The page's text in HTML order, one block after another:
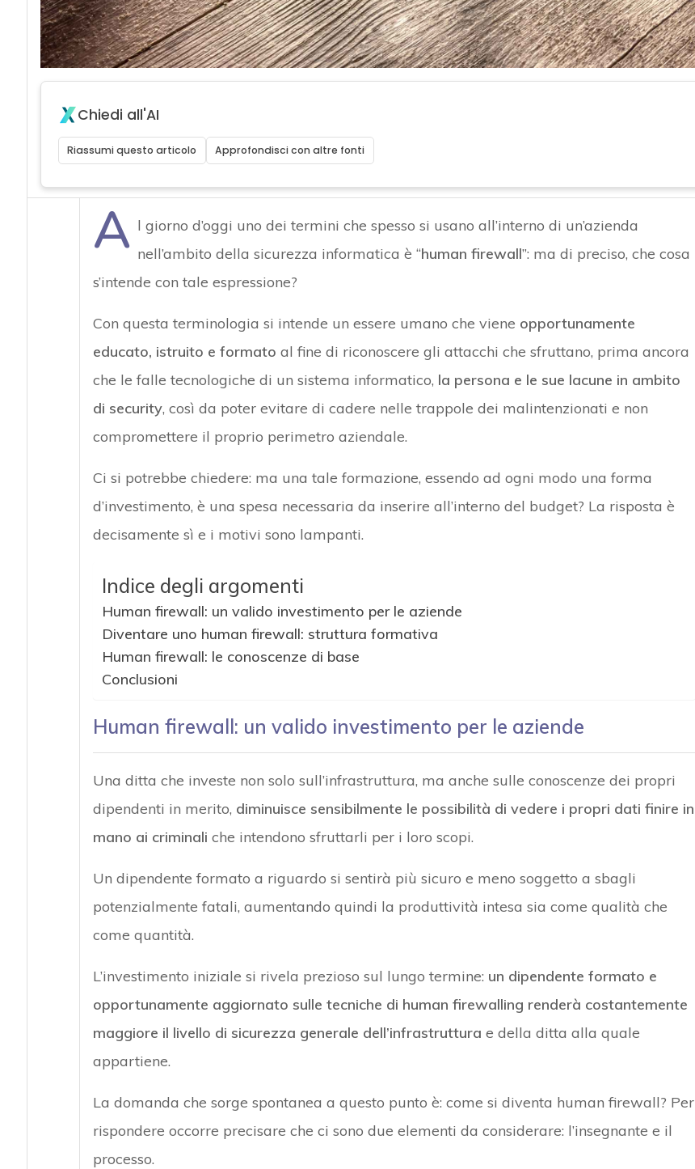
Chiedi all'AI
Riassumi questo articolo Approfondisci con altre fonti
A l giorno d’oggi uno dei termini che spesso si usano all’interno di un’azienda
nell’ambito della sicurezza informatica è “human firewall”: ma di preciso, che cosa
s’intende con tale espressione?
Con questa terminologia si intende un essere umano che viene opportunamente
educato, istruito e formato al fine di riconoscere gli attacchi che sfruttano, prima ancora
che le falle tecnologiche di un sistema informatico, la persona e le sue lacune in ambito
di security, così da poter evitare di cadere nelle trappole dei malintenzionati e non
compromettere il proprio perimetro aziendale.
Ci si potrebbe chiedere: ma una tale formazione, essendo ad ogni modo una forma
d’investimento, è una spesa necessaria da inserire all’interno del budget? La risposta è
decisamente sì e i motivi sono lampanti.
Indice degli argomenti
Human firewall: un valido investimento per le aziende
Diventare uno human firewall: struttura formativa
Human firewall: le conoscenze di base
Conclusioni
Human firewall: un valido investimento per le aziende
Una ditta che investe non solo sull’infrastruttura, ma anche sulle conoscenze dei propri
dipendenti in merito, diminuisce sensibilmente le possibilità di vedere i propri dati finire in
mano ai criminali che intendono sfruttarli per i loro scopi.
Un dipendente formato a riguardo si sentirà più sicuro e meno soggetto a sbagli
potenzialmente fatali, aumentando quindi la produttività intesa sia come qualità che
come quantità.
L’investimento iniziale si rivela prezioso sul lungo termine: un dipendente formato e
opportunamente aggiornato sulle tecniche di human firewalling renderà costantemente
maggiore il livello di sicurezza generale dell’infrastruttura e della ditta alla quale
appartiene.
La domanda che sorge spontanea a questo punto è: come si diventa human firewall? Per
rispondere occorre precisare che ci sono due elementi da considerare: l’insegnante e il
processo.